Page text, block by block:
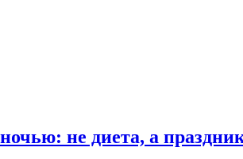
не диета, а